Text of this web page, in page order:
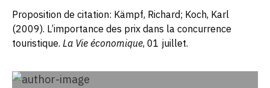
Proposition de citation: Kämpf, Richard; Koch, Karl
(2009). L’importance des prix dans la concurrence
touristique. La Vie économique, 01 juillet.